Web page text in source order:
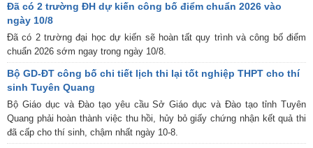
Đã có 2 trường ĐH dự kiến công bố điểm chuẩn 2026 vào
ngày 10/8
Đã có 2 trường đại học dự kiến sẽ hoàn tất quy trình và công bố điểm
chuẩn 2026 sớm ngay trong ngày 10/8.
Bộ GD-ĐT công bố chi tiết lịch thi lại tốt nghiệp THPT cho thí
sinh Tuyên Quang
Bộ Giáo dục và Đào tạo yêu cầu Sở Giáo dục và Đào tạo tỉnh Tuyên
Quang phải hoàn thành việc thu hồi, hủy bỏ giấy chứng nhận kết quả thi
đã cấp cho thí sinh, chậm nhất ngày 10-8.